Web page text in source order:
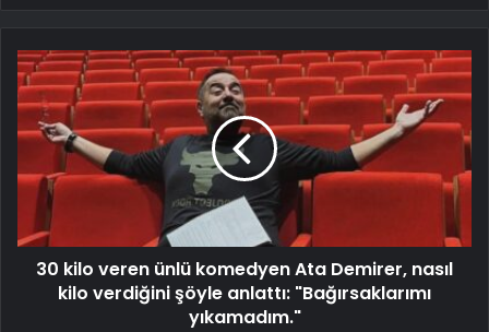
30 kilo veren ünlü komedyen Ata Demirer, nasıl
kilo verdiğini şöyle anlattı: "Bağırsaklarımı
yıkamadım."